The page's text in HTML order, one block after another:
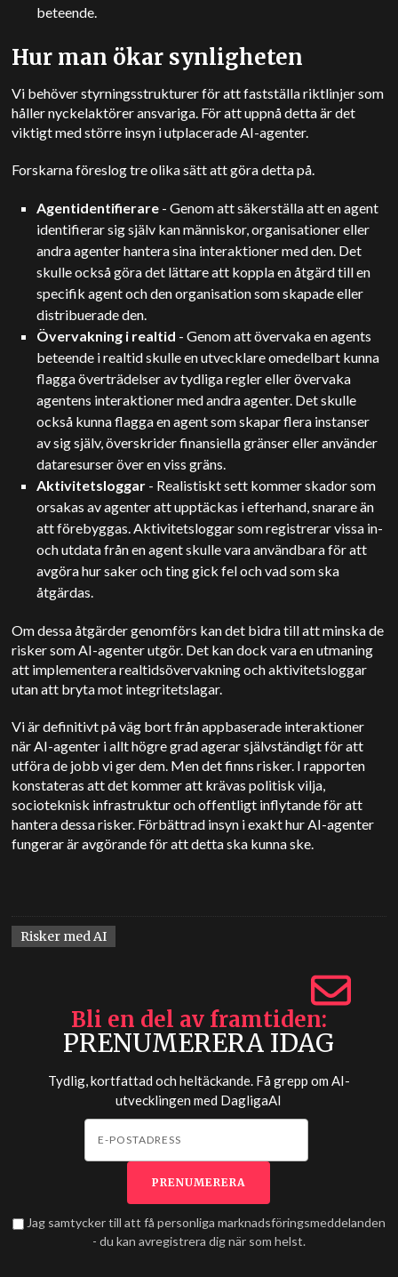
beteende.
Hur man ökar synligheten
Vi behöver styrningsstrukturer för att fastställa riktlinjer som
håller nyckelaktörer ansvariga. För att uppnå detta är det
viktigt med större insyn i utplacerade AI-agenter.
Forskarna föreslog tre olika sätt att göra detta på.
Agentidentifierare - Genom att säkerställa att en agent
identifierar sig själv kan människor, organisationer eller
andra agenter hantera sina interaktioner med den. Det
skulle också göra det lättare att koppla en åtgärd till en
specifik agent och den organisation som skapade eller
distribuerade den.
Övervakning i realtid - Genom att övervaka en agents
beteende i realtid skulle en utvecklare omedelbart kunna
flagga överträdelser av tydliga regler eller övervaka
agentens interaktioner med andra agenter. Det skulle
också kunna flagga en agent som skapar flera instanser
av sig själv, överskrider finansiella gränser eller använder
dataresurser över en viss gräns.
Aktivitetsloggar - Realistiskt sett kommer skador som
orsakas av agenter att upptäckas i efterhand, snarare än
att förebyggas. Aktivitetsloggar som registrerar vissa in-
och utdata från en agent skulle vara användbara för att
avgöra hur saker och ting gick fel och vad som ska
åtgärdas.
Om dessa åtgärder genomförs kan det bidra till att minska de
risker som AI-agenter utgör. Det kan dock vara en utmaning
att implementera realtidsövervakning och aktivitetsloggar
utan att bryta mot integritetslagar.
Vi är definitivt på väg bort från appbaserade interaktioner
när AI-agenter i allt högre grad agerar självständigt för att
utföra de jobb vi ger dem. Men det finns risker. I rapporten
konstateras att det kommer att krävas politisk vilja,
socioteknisk infrastruktur och offentligt inflytande för att
hantera dessa risker. Förbättrad insyn i exakt hur AI-agenter
fungerar är avgörande för att detta ska kunna ske.
Risker med AI
Bli en del av framtiden
PRENUMERERA IDAG
Tydlig, kortfattad och heltäckande. Få grepp om AI-
utvecklingen med DagligaAI
Jag samtycker till att få personliga marknadsföringsmeddelanden
- du kan avregistrera dig när som helst.